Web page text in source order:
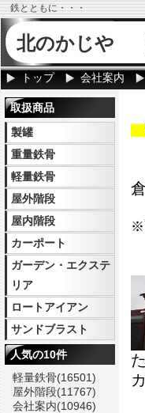
鉄とともに・・・
北のかじや
トップ 会社案内
※
取扱商品
製罐
重量鉄骨
軽量鉄骨
屋外階段
屋内階段
カーポート
ガーデン・エクステ
リア
ロートアイアン
サンドブラスト
人気の10件
軽量鉄骨(16501)
屋外階段(11767)
会社案内(10946)